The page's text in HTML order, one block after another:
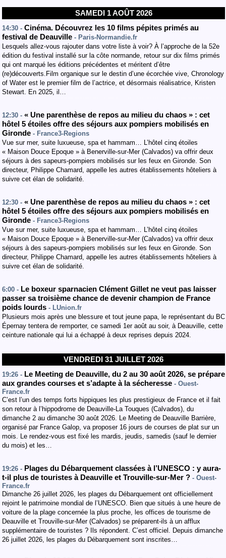
SAMEDI 1 AOÛT 2026
14:30 - Cinéma. Découvrez les 10 films pépites primés au
festival de Deauville - Paris-Normandie.fr
Lesquels allez-vous rajouter dans votre liste à voir? À l’approche de la 52e
édition du festival installé sur la côte normande, retour sur dix films primés
qui ont marqué les éditions précédentes et méritent d’être
(re)découverts.Film organique sur le destin d’une écorchée vive, Chronology
of Water est le premier film de l’actrice, et désormais réalisatrice, Kristen
Stewart. En 2025, il…
12:30 - « Une parenthèse de repos au milieu du chaos » : cet
hôtel 5 étoiles offre des séjours aux pompiers mobilisés en
Gironde - France3-Regions
Vue sur mer, suite luxueuse, spa et hammam… L’hôtel cinq étoiles
« Maison Douce Epoque » à Benerville-sur-Mer (Calvados) va offrir deux
séjours à des sapeurs-pompiers mobilisés sur les feux en Gironde. Son
directeur, Philippe Chamard, appelle les autres établissements hôteliers à
suivre cet élan de solidarité.
12:30 - « Une parenthèse de repos au milieu du chaos » : cet
hôtel 5 étoiles offre des séjours aux pompiers mobilisés en
Gironde - France3-Regions
Vue sur mer, suite luxueuse, spa et hammam… L’hôtel cinq étoiles
« Maison Douce Epoque » à Benerville-sur-Mer (Calvados) va offrir deux
séjours à des sapeurs-pompiers mobilisés sur les feux en Gironde. Son
directeur, Philippe Chamard, appelle les autres établissements hôteliers à
suivre cet élan de solidarité.
6:00 - Le boxeur sparnacien Clément Gillet ne veut pas laisser
passer sa troisième chance de devenir champion de France
poids lourds - LUnion.fr
Plusieurs mois après une blessure et tout jeune papa, le représentant du BC
Épernay tentera de remporter, ce samedi 1er août au soir, à Deauville, cette
ceinture nationale qui lui a échappé à deux reprises depuis 2024.
VENDREDI 31 JUILLET 2026
19:26 - Le Meeting de Deauville, du 2 au 30 août 2026, se prépare
aux grandes courses et s’adapte à la sécheresse - Ouest-
France.fr
C’est l’un des temps forts hippiques les plus prestigieux de France et il fait
son retour à l’hippodrome de Deauville-La Touques (Calvados), du
dimanche 2 au dimanche 30 août 2026. Le Meeting de Deauville Barrière,
organisé par France Galop, va proposer 16 jours de courses de plat sur un
mois. Le rendez-vous est fixé les mardis, jeudis, samedis (sauf le dernier
du mois) et les…
19:26 - Plages du Débarquement classées à l’UNESCO : y aura-
t-il plus de touristes à Deauville et Trouville-sur-Mer ? - Ouest-
France.fr
Dimanche 26 juillet 2026, les plages du Débarquement ont officiellement
rejoint le patrimoine mondial de l’UNESCO. Bien que situés à une heure de
voiture de la plage concernée la plus proche, les offices de tourisme de
Deauville et Trouville-sur-Mer (Calvados) se préparent-ils à un afflux
supplémentaire de touristes ? Ils répondent. C’est officiel. Depuis dimanche
26 juillet 2026, les plages du Débarquement sont inscrites…